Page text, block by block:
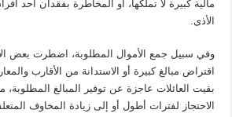
مالية كبيرة لا تملكها، أو المخاطرة بفقدان أحد
الأذى.
وفي سبيل جمع الأموال المطلوبة، اضطرت بعض
اقتراض مبالغ كبيرة أو الاستدانة من الأقارب
بقيت العائلات عاجزة عن توفير المبالغ المطلوبة،
الاحتجاز لفترات أطول أو إلى زيادة المخاوف